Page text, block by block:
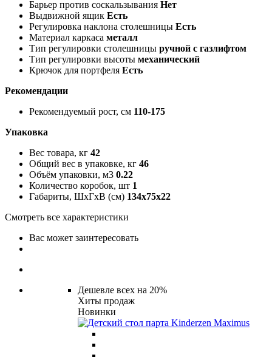
Барьер против соскальзывания Нет
Выдвижной ящик Есть
Регулировка наклона столешницы Есть
Материал каркаса металл
Тип регулировки столешницы ручной с газлифтом
Тип регулировки высоты механический
Крючок для портфеля Есть
Рекомендации
Рекомендуемый рост, см 110-175
Упаковка
Вес товара, кг 42
Общий вес в упаковке, кг 46
Объём упаковки, м3 0.22
Количество коробок, шт 1
Габариты, ШxГxВ (см) 134x75x22
Смотреть все характеристики
Вас может заинтересовать
Дешевле всех на 20%
Хиты продаж
Новинки